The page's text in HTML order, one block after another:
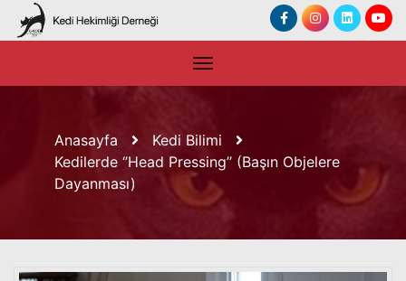
Anasayfa
Kedi Bilimi
Kedilerde ‘’Head Pressing’’ (Başın Objelere
Dayanması)